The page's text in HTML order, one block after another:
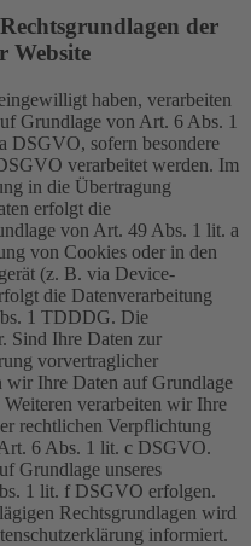
der
Website
haben, verarbeiten
Grundlage von Art. 6 Abs. 1
DSGVO, sofern besondere
verarbeitet werden. Im
in die Übertragung
erfolgt die
von Art. 49 Abs. 1 lit. a
von Cookies oder in den
(z. B. via Device-
die Datenverarbeitung
1 TDDDG. Die
Sind Ihre Daten zur
vorvertraglicher
wir Ihre Daten auf Grundlage
verarbeiten wir Ihre
rechtlichen Verpflichtung
6 Abs. 1 lit. c DSGVO.
Grundlage unseres
1 lit. f DSGVO erfolgen.
Rechtsgrundlagen wird
informiert.